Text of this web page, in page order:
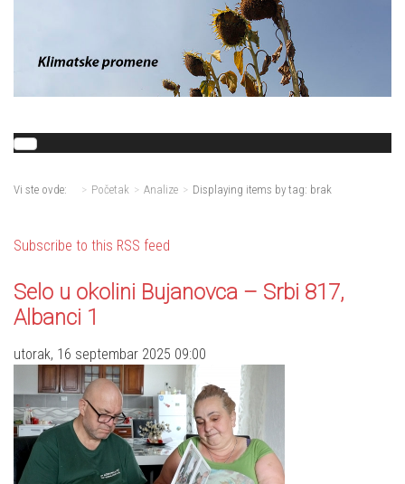
Vi ste ovde: Početak Analize Displaying items by tag: brak
Subscribe to this RSS feed
Selo u okolini Bujanovca – Srbi 817,
Albanci 1
utorak, 16 septembar 2025 09:00